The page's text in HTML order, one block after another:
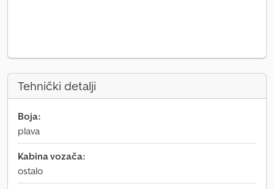
Tehnički detalji
Boja:
plava
Kabina vozača:
ostalo